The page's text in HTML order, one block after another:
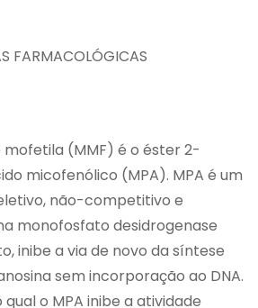
FARMACOLÓGICAS
(MMF) é o éster 2-
micofenólico (MPA). MPA é um
não-competitivo e
monofosfato desidrogenase
inibe a via de novo da síntese
sem incorporação ao DNA.
o MPA inibe a atividade